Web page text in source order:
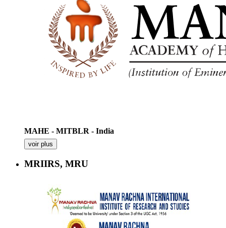
MAHE - MITBLR - India
voir plus
MRIIRS, MRU